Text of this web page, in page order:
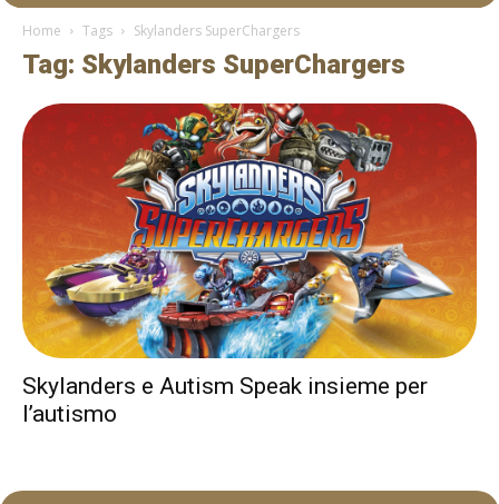
Home Tags Skylanders SuperChargers
Tag: Skylanders SuperChargers
Skylanders e Autism Speak insieme per
l’autismo